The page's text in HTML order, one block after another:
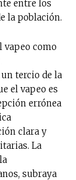
entre los
la población.
vapeo como
tercio de la
el vapeo es
errónea
clara y
La
subraya